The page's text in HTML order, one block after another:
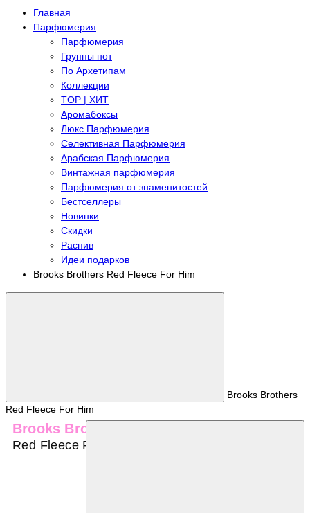
Главная
Парфюмерия
Парфюмерия
Группы нот
По Архетипам
Коллекции
TOP | ХИТ
Аромабоксы
Люкс Парфюмерия
Селективная Парфюмерия
Арабская Парфюмерия
Винтажная парфюмерия
Парфюмерия от знаменитостей
Бестселлеры
Новинки
Скидки
Распив
Идеи подарков
Brooks Brothers Red Fleece For Him
Brooks Brothers
Red Fleece For Him
Brooks Brothers
Red Fleece For Him